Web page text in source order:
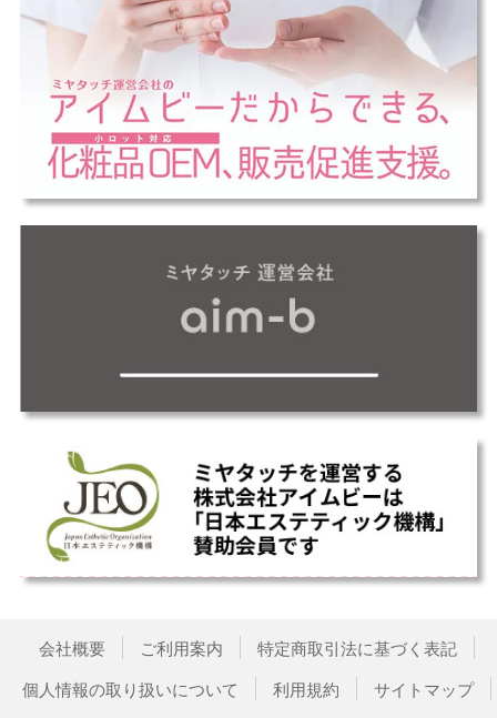
会社概要 ご利用案内
特定商取引法に基づく表記
個人情報の取り扱いについて
利用規約 サイトマップ